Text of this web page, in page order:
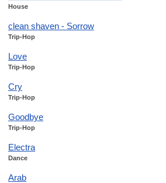
House
clean shaven - Sorrow
Trip-Hop
Love
Trip-Hop
Cry
Trip-Hop
Goodbye
Trip-Hop
Electra
Dance
Arab